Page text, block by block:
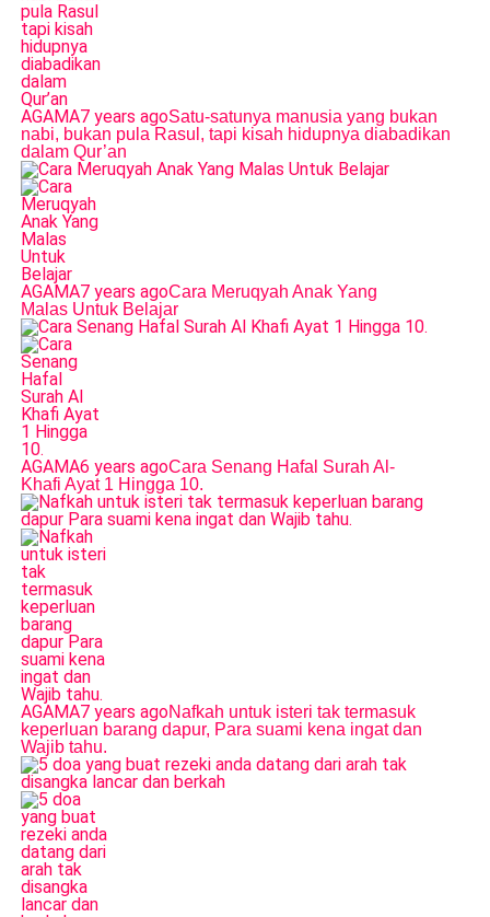
AGAMA7 years agoSatu-satunya manusia yang bukan
nabi, bukan pula Rasul, tapi kisah hidupnya diabadikan
dalam Qur’an
AGAMA7 years agoCara Meruqyah Anak Yang
Malas Untuk Belajar
AGAMA6 years agoCara Senang Hafal Surah Al-
Khafi Ayat 1 Hingga 10.
AGAMA7 years agoNafkah untuk isteri tak termasuk
keperluan barang dapur, Para suami kena ingat dan
Wajib tahu.